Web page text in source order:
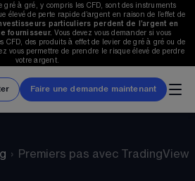
gré à gré, y compris les CFD, sont des instruments
élevé de perte rapide d’argent en raison de l’effet de
particuliers perdent de l’argent en
fournisseur. Vous devez vous demander si vous
CFD, des produits à effet de levier de gré à gré ou de
vous permettre de prendre le risque élevé de perdre
votre argent.
Faire une demande maintenant
› Premiers pas avec TradingView